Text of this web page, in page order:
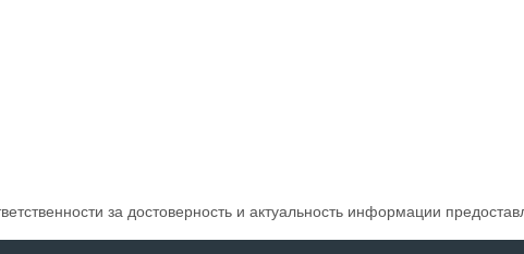
за достоверность и актуальность информации